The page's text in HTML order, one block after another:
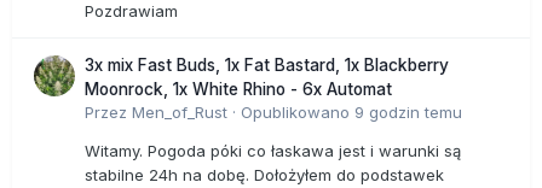
Pozdrawiam
3x mix Fast Buds, 1x Fat Bastard, 1x Blackberry
Moonrock, 1x White Rhino - 6x Automat
Przez Men_of_Rust · Opublikowano 9 godzin temu
Witamy. Pogoda póki co łaskawa jest i warunki są
stabilne 24h na dobę. Dołożyłem do podstawek